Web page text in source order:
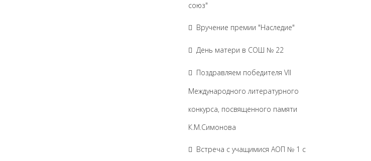
союз"
Вручение премии "Наследие"
День матери в СОШ № 22
Поздравляем победителя VII
Международного литературного
конкурса, посвященного памяти
К.М.Симонова
Встреча с учащимися АОП № 1 с